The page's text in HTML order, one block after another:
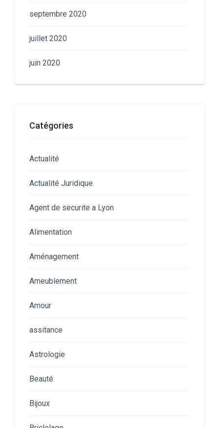
septembre 2020
juillet 2020
juin 2020
Catégories
Actualité
Actualité Juridique
Agent de securite a Lyon
Alimentation
Aménagement
Ameublement
Amour
assitance
Astrologie
Beauté
Bijoux